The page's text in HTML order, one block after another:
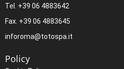
Tel. +39 06 4883642
Fax. +39 06 4883645
inforoma@totospa.it
Policy